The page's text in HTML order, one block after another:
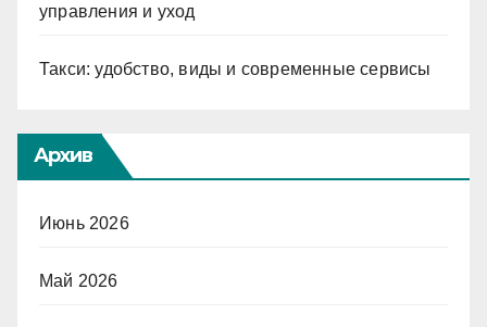
управления и уход
Такси: удобство, виды и современные сервисы
Архив
Июнь 2026
Май 2026